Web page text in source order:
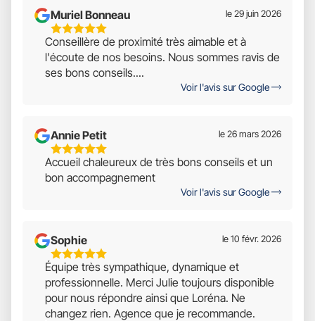
Muriel Bonneau
5
Étoiles
Sur
5
le 29 juin 2026
Conseillère de proximité très aimable et à
l'écoute de nos besoins. Nous sommes ravis de
ses bons conseils....
Voir l'avis sur Google
Annie Petit
5
Étoiles
Sur
le 26 mars 2026
Accueil chaleureux de très bons conseils et un
bon accompagnement
Voir l'avis sur Google
Sophie
5
Étoiles
Sur
5
le 10 févr. 2026
Équipe très sympathique, dynamique et
professionnelle. Merci Julie toujours disponible
pour nous répondre ainsi que Loréna. Ne
changez rien. Agence que je recommande.